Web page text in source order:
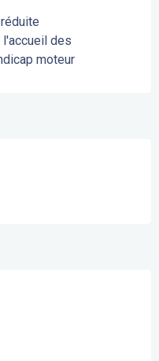
des
moteur